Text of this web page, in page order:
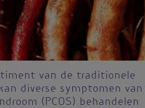
van de traditionele
diverse symptomen van
(PCOS) behandelen